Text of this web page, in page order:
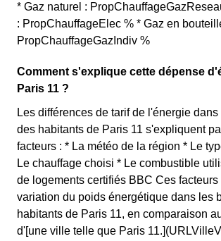
* Gaz naturel :
: PropChauffageElec % * Gaz en
PropChauffageGazIndiv %
Comment s'explique cette dépense
Paris 11 ?
Les différences de tarif de l'énergie
des habitants de Paris 11 s'expliquent
facteurs : * La météo de la région * Le
Le chauffage choisi * Le combustible
de logements certifiés BBC Ces
variation du poids énergétique dans les
habitants de Paris 11, en comparaison
d'[une ville telle que Paris